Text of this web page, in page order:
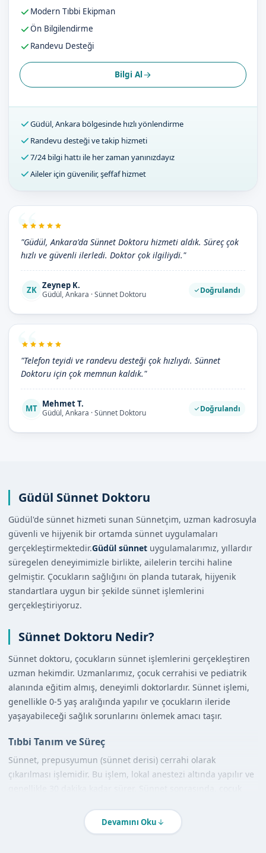
Modern Tıbbi Ekipman
Ön Bilgilendirme
Randevu Desteği
Bilgi Al
Güdül, Ankara bölgesinde hızlı yönlendirme
Randevu desteği ve takip hizmeti
7/24 bilgi hattı ile her zaman yanınızdayız
Aileler için güvenilir, şeffaf hizmet
"Güdül, Ankara'da Sünnet Doktoru hizmeti aldık. Süreç çok
hızlı ve güvenli ilerledi. Doktor çok ilgiliydi."
ZK Zeynep K.
Güdül, Ankara · Sünnet Doktoru Doğrulandı
"Telefon teyidi ve randevu desteği çok hızlıydı. Sünnet
Doktoru için çok memnun kaldık."
MT Mehmet T.
Güdül, Ankara · Sünnet Doktoru Doğrulandı
Güdül Sünnet Doktoru
Güdül'de sünnet hizmeti sunan Sünnetçim, uzman kadrosuyla
güvenli ve hijyenik bir ortamda sünnet uygulamaları
gerçekleştirmektedir.Güdül sünnet uygulamalarımız, yıllardır
süregelen deneyimimizle birlikte, ailelerin tercihi haline
gelmiştir. Çocukların sağlığını ön planda tutarak, hijyenik
standartlara uygun bir şekilde sünnet işlemlerini
gerçekleştiriyoruz.
Sünnet Doktoru Nedir?
Sünnet doktoru, çocukların sünnet işlemlerini gerçekleştiren
uzman hekimdir. Uzmanlarımız, çocuk cerrahisi ve pediatrik
alanında eğitim almış, deneyimli doktorlardır. Sünnet işlemi,
genellikle 0-5 yaş aralığında yapılır ve çocukların ileride
yaşayabileceği sağlık sorunlarını önlemek amacı taşır.
Tıbbi Tanım ve Süreç
Sünnet, prepusyumun (sünnet derisi) cerrahi olarak
çıkarılması işlemidir. Bu işlem, lokal anestezi altında yapılır ve
Devamını Oku